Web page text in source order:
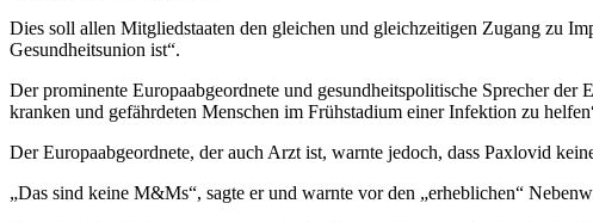
Dies soll allen Mitgliedstaaten den gleichen und gleichzeitigen Zugang zu
Gesundheitsunion ist“.
Der prominente Europaabgeordnete und gesundheitspolitische Sprecher
kranken und gefährdeten Menschen im Frühstadium einer Infektion zu
Der Europaabgeordnete, der auch Arzt ist, warnte jedoch, dass Paxlovid
„Das sind keine M&Ms“, sagte er und warnte vor den „erheblichen“